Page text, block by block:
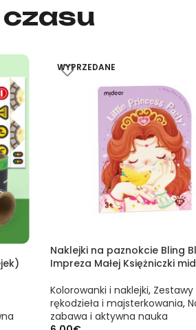
WYPRZEDANE
Naklejki na paznokcie Bling
Impreza Małej Księżniczki
Kolorowanki i naklejki, Zestawy
rękodzieła i majsterkowania,
zabawa i aktywna nauka